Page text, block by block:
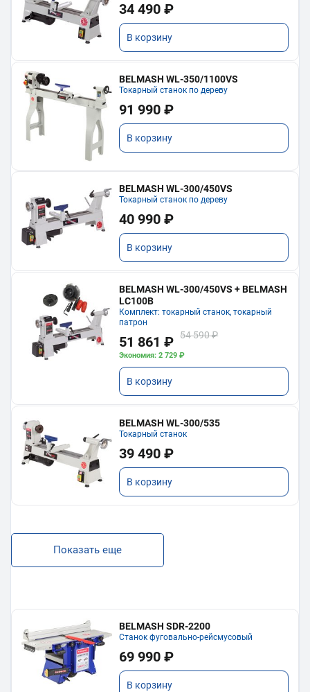
34 490 ₽
В корзину
BELMASH WL-350/1100VS
Токарный станок по дереву
91 990 ₽
В корзину
BELMASH WL-300/450VS
Токарный станок по дереву
40 990 ₽
В корзину
BELMASH WL-300/450VS + BELMASH
LC100B
Комплект: токарный станок, токарный
патрон
51 861 ₽ 54 590 ₽
Экономия: 2 729 ₽
В корзину
BELMASH WL-300/535
Токарный станок
39 490 ₽
В корзину
Показать еще
BELMASH SDR-2200
Станок фуговально-рейсмусовый
69 990 ₽
В корзину